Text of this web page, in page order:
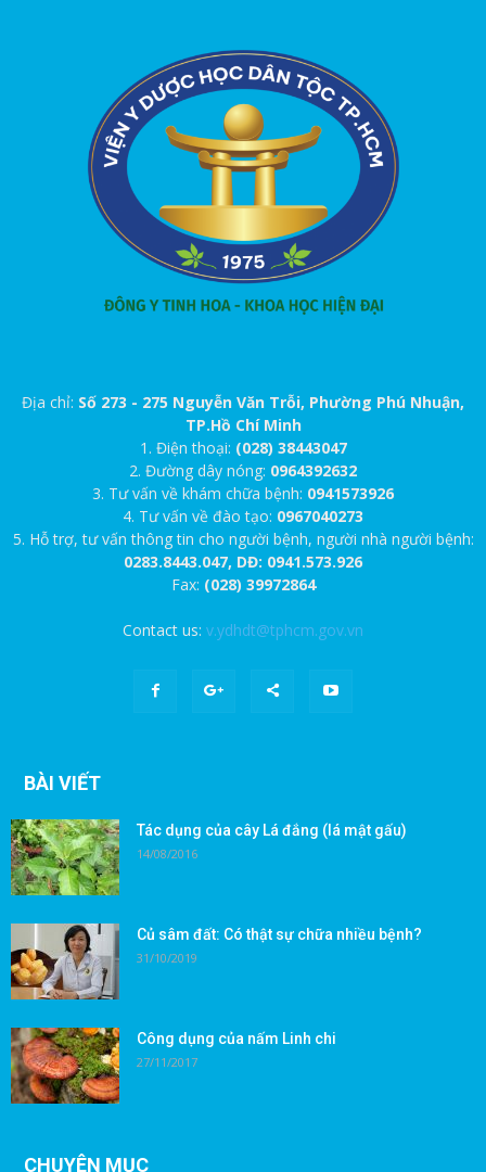
Địa chỉ: Số 273 - 275 Nguyễn Văn Trỗi, Phường Phú Nhuận,
TP.Hồ Chí Minh
1. Điện thoại: (028) 38443047
2. Đường dây nóng: 0964392632
3. Tư vấn về khám chữa bệnh: 0941573926
4. Tư vấn về đào tạo: 0967040273
5. Hỗ trợ, tư vấn thông tin cho người bệnh, người nhà người bệnh:
0283.8443.047, DĐ: 0941.573.926
Fax: (028) 39972864
Contact us: v.ydhdt@tphcm.gov.vn
BÀI VIẾT
Tác dụng của cây Lá đắng (lá mật gấu)
14/08/2016
Củ sâm đất: Có thật sự chữa nhiều bệnh?
31/10/2019
Công dụng của nấm Linh chi
27/11/2017
CHUYÊN MỤC